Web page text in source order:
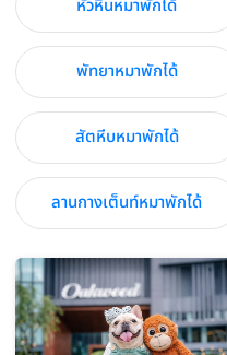
หัวหินหมาพักได้
พัทยาหมาพักได้
สัตหีบหมาพักได้
ลานกางเต็นท์หมาพักได้